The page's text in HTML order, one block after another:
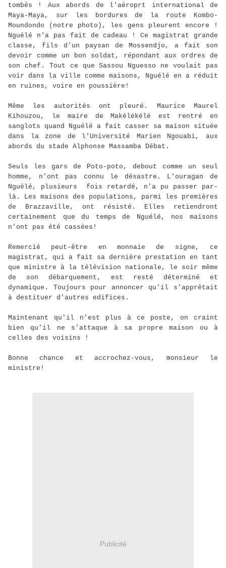
tombés ! Aux abords de l'aéroprt international de
Maya-Maya, sur les bordures de la route Kombo-
Moundondo (notre photo), les gens pleurent encore !
Nguélé n'a pas fait de cadeau ! Ce magistrat grande
classe, fils d'un paysan de Mossendjo, a fait son
devoir comme un bon soldat, répondant aux ordres de
son chef. Tout ce que Sassou Nguesso ne voulait pas
voir dans la ville comme maisons, Nguélé en a réduit
en ruines, voire en poussière!
Même les autorités ont pleuré. Maurice Maurel
Kihouzou, le maire de Makélékélé est rentré en
sanglots quand Nguélé a fait casser sa maison située
dans la zone de l'Université Marien Ngouabi, aux
abords du stade Alphonse Massamba Débat.
Seuls les gars de Poto-poto, debout comme un seul
homme, n'ont pas connu le désastre. L'ouragan de
Nguélé, plusieurs fois retardé, n'a pu passer par-
là. Les maisons des populations, parmi les premières
de Brazzaville, ont résisté. Elles retiendront
certainement que du temps de Nguélé, nos maisons
n'ont pas été cassées!
Remercié peut-être en monnaie de signe, ce
magistrat, qui a fait sa dernière prestation en tant
que ministre à la télévision nationale, le soir même
de son débarquement, est resté déterminé et
dynamique. Toujours pour annoncer qu'il s'apprêtait
à destituer d'autres edifices.
Maintenant qu'il n'est plus à ce poste, on craint
bien qu'il ne s'attaque à sa propre maison ou à
celles des voisins !
Bonne chance et accrochez-vous, monsieur le
ministre!
Publicité